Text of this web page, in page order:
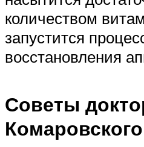
количеством
запустится
восстановления
Советы
Комаровского